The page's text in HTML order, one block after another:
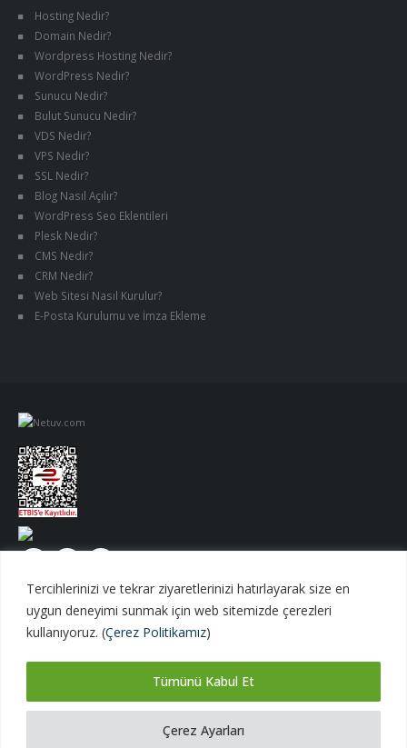
Tercihlerinizi ve tekrar ziyaretlerinizi hatırlayarak size en
uygun deneyimi sunmak için web sitemizde çerezleri
kullanıyoruz. (Çerez Politikamız)
Çerez Ayarları
Tümünü Kabul Et
Hosting Nedir?
Domain Nedir?
Wordpress Hosting Nedir?
WordPress Nedir?
Sunucu Nedir?
Bulut Sunucu Nedir?
VDS Nedir?
VPS Nedir?
SSL Nedir?
Blog Nasıl Açılır?
WordPress Seo Eklentileri
Plesk Nedir?
CMS Nedir?
CRM Nedir?
Web Sitesi Nasıl Kurulur?
E-Posta Kurulumu ve İmza Ekleme
Netuv Bilişim A.Ş. | © 1998 - 2026 Tüm hakları saklıdır.
versiyon 06062026